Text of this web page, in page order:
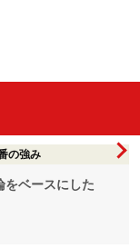
の強み
をベースにした